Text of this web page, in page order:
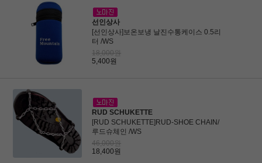
선인상사
[선인상사]보온보냉 날진수통케이스 0.5리
터 /WS
18,000원
5,400원
RUD SCHUKETTE
[RUD SCHUKETTE]RUD-SHOE CHAIN/
루드슈체인 /WS
46,000원
18,400원